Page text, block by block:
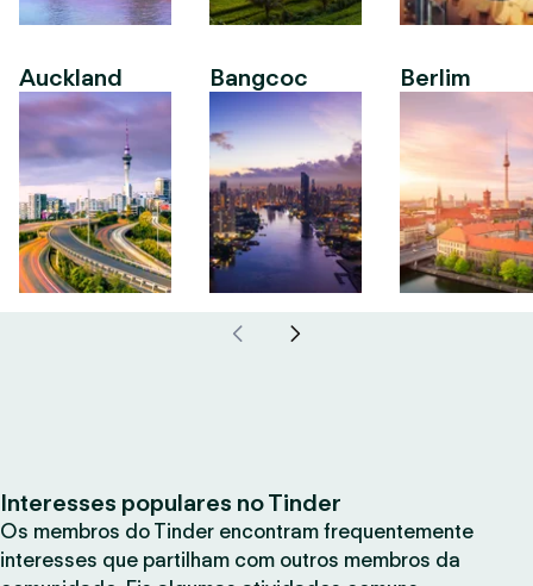
Auckland Bangcoc Berlim
Interesses populares no Tinder
Os membros do Tinder encontram frequentemente
interesses que partilham com outros membros da